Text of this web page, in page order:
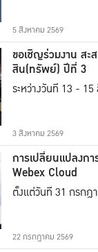
5 สิงหาคม 2569
ขอเชิญร่วมงาน สะ
สิน(ทรัพย์) ปีที่ 3
ระหว่างวันที่ 13 -
3 สิงหาคม 2569
การเปลี่ยนแปลงก
Webex Cloud
ตั้งแต่วันที่ 31 กรกฎ
22 กรกฎาคม 2569